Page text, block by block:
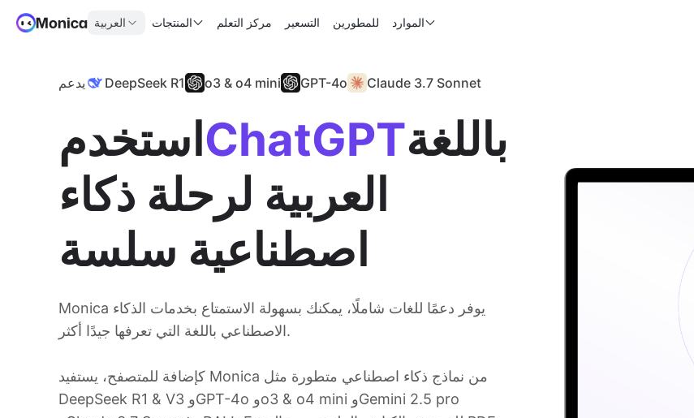
العربية المنتجات مركز التعلم التسعير للمطورين الموارد
يدعم DeepSeek R1 o3 & o4 mini GPT-4o Claude 3.7 Sonnet
استخدم ChatGPTباللغة
العربية لرحلة ذكاء
اصطناعية سلسة
Monica يوفر دعمًا للغات شاملًا، يمكنك بسهولة الاستمتاع بخدمات الذكاء
الاصطناعي باللغة التي تعرفها جيدًا أكثر.
كإضافة للمتصفح، يستفيد Monica من نماذج ذكاء اصطناعي متطورة مثل
DeepSeek R1 & V3 وGPT-4o وo3 & o4 mini وGemini 2.5 pro